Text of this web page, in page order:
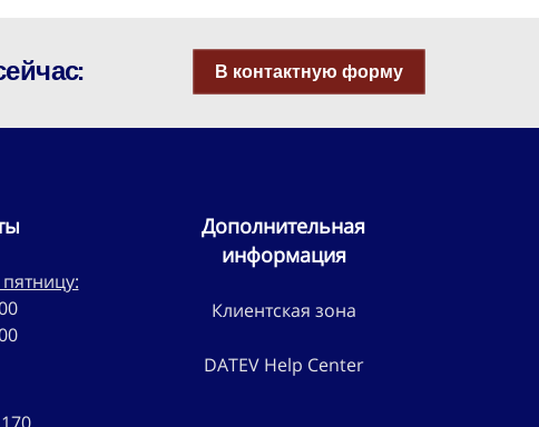
В контактную форму
Дополнительная
информация
Клиентская зона
DATEV Help Center